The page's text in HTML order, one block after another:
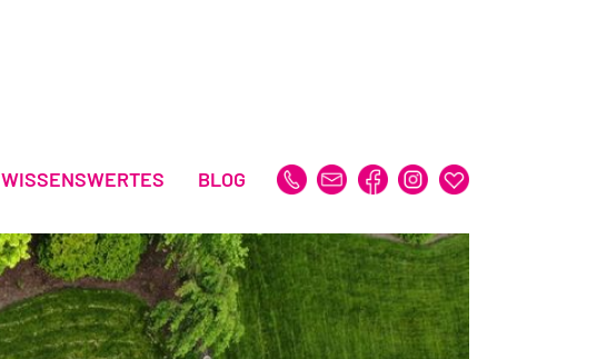
WISSENSWERTES BLOG